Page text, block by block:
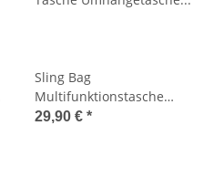
Sling Bag
Multifunktionstasche
Tasche Umhängetasche
29,90 € *